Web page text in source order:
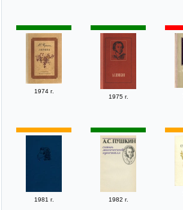
1974 г.
1975 г.
1981 г. 1982 г.